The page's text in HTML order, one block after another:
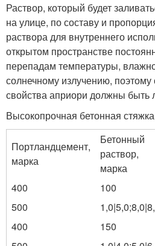
Раствор, который будет
на улице, по составу и
раствора для внутреннего
открытом пространстве
перепадам температуры,
солнечному излучению,
свойства априори должны быть
Высокопрочная бетонная
Портландцемент,
марка
Бетонный
раствор,
марка
400
100
500
400
150